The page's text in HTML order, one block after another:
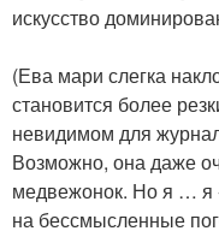
искусство
(Ева мари слегка
становится более
невидимом для
Возможно, она даже
медвежонок. Но я … я
на бессмысленные